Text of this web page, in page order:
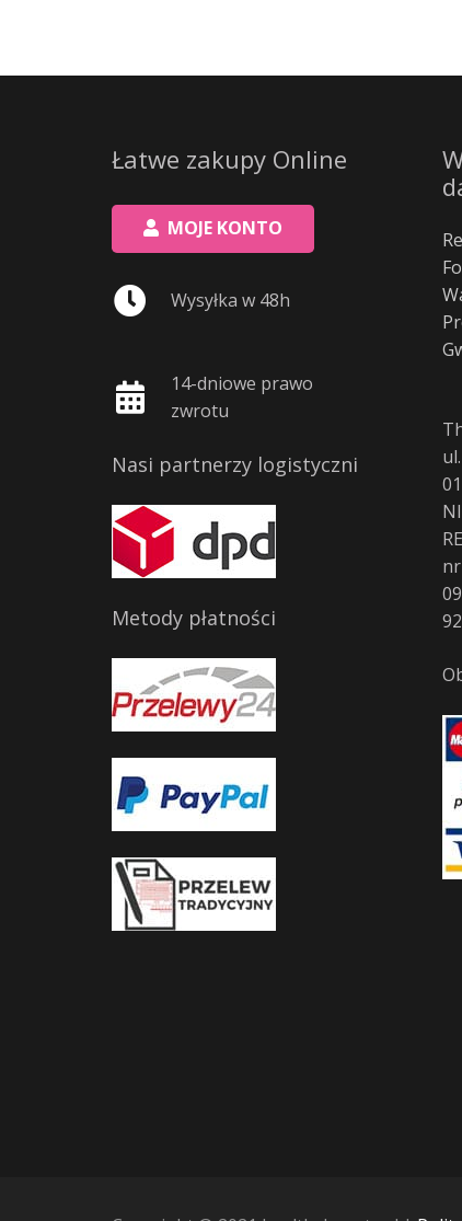
Łatwe zakupy Online
MOJE KONTO
Wysyłka w 48h
14-dniowe prawo
zwrotu
Nasi partnerzy logistyczni
Metody płatności